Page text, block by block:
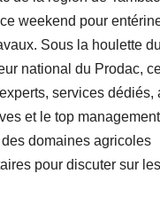
weekend pour
Sous la houlette du
national du Prodac,
services dédiés,
et le top
domaines agricoles
pour discuter sur